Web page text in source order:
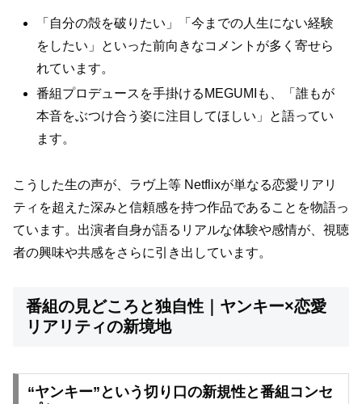
「自分の殻を破りたい」「今までの人生にない経験
をしたい」といった前向きなコメントが多く寄せら
れています。
番組プロデュースを手掛けるMEGUMIも、「誰もが
本音をぶつけ合う姿に注目してほしい」と語ってい
ます。
こうした生の声が、ラヴ上等 Netflixが単なる恋愛リアリ
ティを超えた深みと信頼感を持つ作品であることを物語っ
ています。出演者自身が語るリアルな体験や感情が、視聴
者の興味や共感をさらに引き出しています。
番組の見どころと独自性｜ヤンキー×恋愛
リアリティの新境地
“ヤンキー”という切り口の新規性と番組コンセ